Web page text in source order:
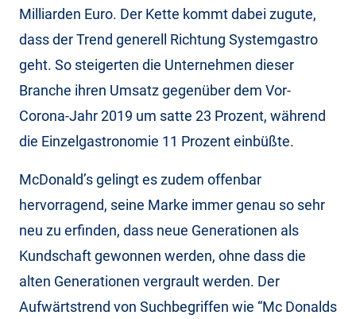
Milliarden Euro. Der Kette kommt dabei zugute,
dass der Trend generell Richtung Systemgastro
geht. So steigerten die Unternehmen dieser
Branche ihren Umsatz gegenüber dem Vor-
Corona-Jahr 2019 um satte 23 Prozent, während
die Einzelgastronomie 11 Prozent einbüßte.
McDonald’s gelingt es zudem offenbar
hervorragend, seine Marke immer genau so sehr
neu zu erfinden, dass neue Generationen als
Kundschaft gewonnen werden, ohne dass die
alten Generationen vergrault werden. Der
Aufwärtstrend von Suchbegriffen wie “Mc Donalds